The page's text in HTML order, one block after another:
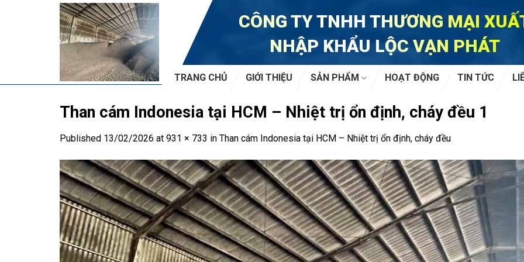
CÔNG TY TNHH THƯƠNG MẠI
NHẬP KHẨU LỘC VẠN PHÁT
TRANG CHỦ GIỚI THIỆU SẢN PHẨM HOẠT ĐỘNG TIN TỨC
Than cám Indonesia tại HCM – Nhiệt trị ổn định, cháy đều 1
Published 13/02/2026 at 931 × 733 in Than cám Indonesia tại HCM – Nhiệt trị ổn định, cháy đều